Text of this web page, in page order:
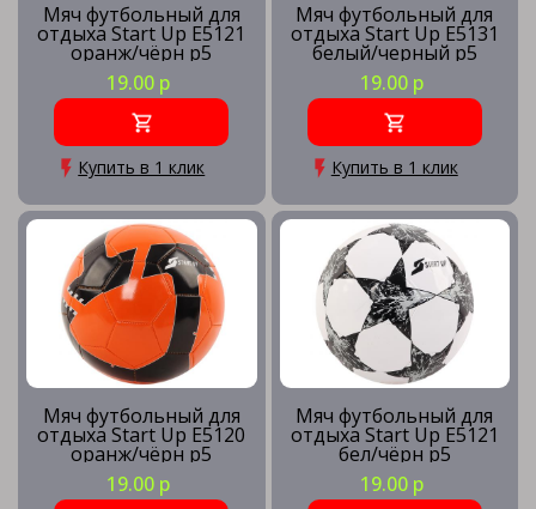
Мяч футбольный для
отдыха Start Up E5121
оранж/чёрн р5
19.00 р
Купить в 1 клик
Мяч футбольный для
отдыха Start Up E5131
белый/черный р5
19.00 р
Купить в 1 клик
Мяч футбольный для
отдыха Start Up E5120
оранж/чёрн р5
19.00 р
Мяч футбольный для
отдыха Start Up E5121
бел/чёрн р5
19.00 р